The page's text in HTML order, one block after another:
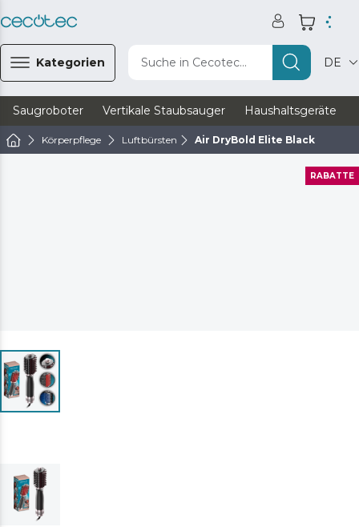
Kategorien Suche in Cecotec... DE
Saugroboter Vertikale Staubsauger Haushaltsgeräte
Körperpflege Luftbürsten Air DryBold Elite Black
RABATTE